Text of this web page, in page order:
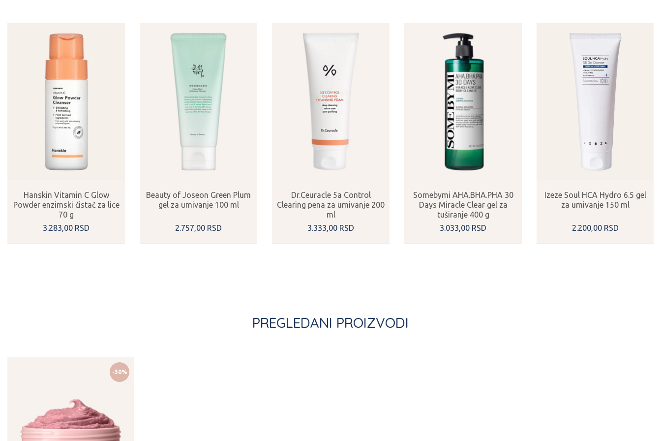
Hanskin Vitamin C Glow
Powder enzimski čistač za lice
70 g
3.283,00 RSD
Beauty of Joseon Green Plum
gel za umivanje 100 ml
2.757,00 RSD
Dr.Ceuracle 5a Control
Clearing pena za umivanje 200
ml
3.333,00 RSD
Somebymi AHA.BHA.PHA 30
Days Miracle Clear gel za
tuširanje 400 g
3.033,00 RSD
Izeze Soul HCA Hydro 6.5 gel
za umivanje 150 ml
2.200,00 RSD
PREGLEDANI PROIZVODI
-30%